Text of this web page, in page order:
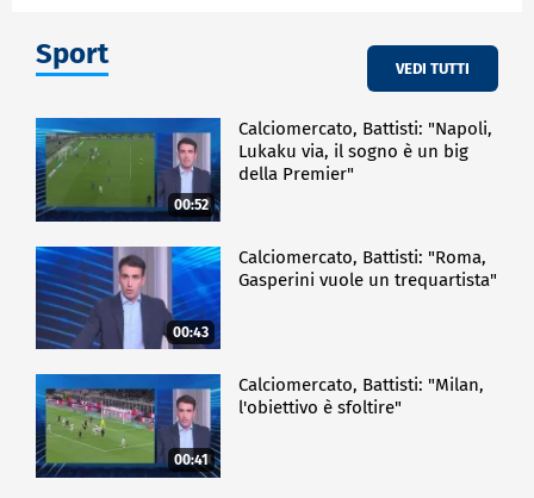
Sport VEDI TUTTI
00:52
Calciomercato, Battisti: "Napoli,
Lukaku via, il sogno è un big
della Premier"
00:43
Calciomercato, Battisti: "Roma,
Gasperini vuole un trequartista"
00:41
Calciomercato, Battisti: "Milan,
l'obiettivo è sfoltire"